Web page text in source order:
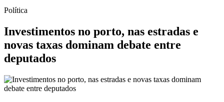
Política
Investimentos no porto, nas estradas e
novas taxas dominam debate entre
deputados